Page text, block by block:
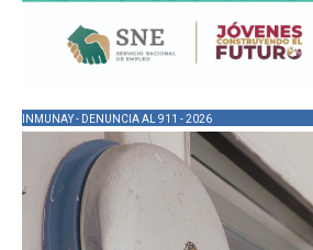
INMUNAY - DENUNCIA AL 911 - 2026